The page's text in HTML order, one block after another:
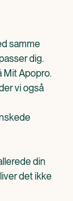
samme
dig.
Mit Apopro.
vi også
din
det ikke